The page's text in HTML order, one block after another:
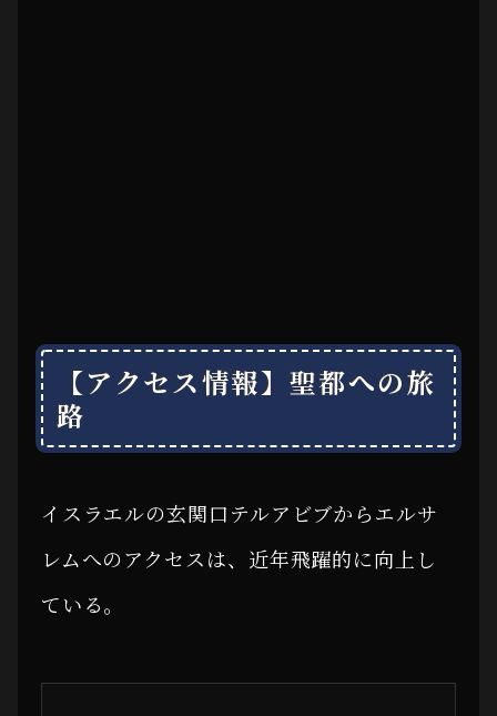
【アクセス情報】聖都への旅
路
イスラエルの玄関口テルアビブからエルサ
レムへのアクセスは、近年飛躍的に向上し
ている。